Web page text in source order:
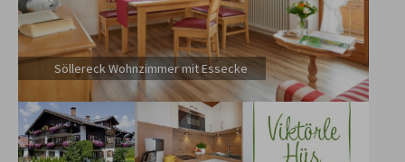
Söllereck Wohnzimmer mit Essecke